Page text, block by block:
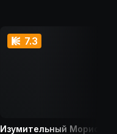
7.3
Изумительный Морис